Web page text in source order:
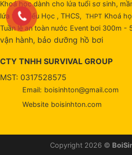
Khoá học dành cho lứa tuổi sơ sinh,
lứa tuổi Tiểu Học , THCS, THPT Khoá
Tuần lễ an toàn nước Event bơi 300m -
vận hành, bảo dưỡng hồ bơi
CTY TNHH SURVIVAL GROUP
MST: 0317528575
Email: boisinhton@gmail.com
Website boisinhton.com
Copyright 2026 ©